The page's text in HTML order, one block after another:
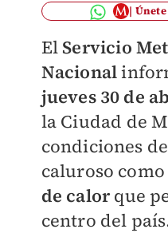
El Servicio
Nacional
jueves 30 de
la Ciudad de
condiciones
caluroso
de calorque
centro del